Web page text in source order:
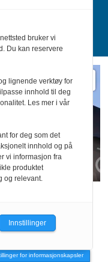
for informasjonskapsler
bruker vi
Du kan reservere
lignende verktøy for
innhold til deg
Les mer i vår
for deg som det
innhold og på
vi informasjon fra
produktet
og relevant.
Innstillinger